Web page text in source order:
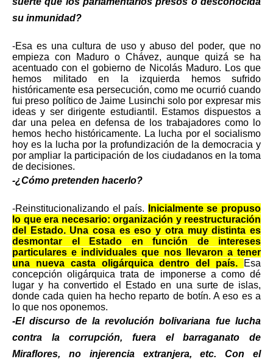
su inmunidad?
-Esa es una cultura de uso y abuso del poder, que no
empieza con Maduro o Chávez, aunque quizá se ha
acentuado con el gobierno de Nicolás Maduro. Los que
hemos militado en la izquierda hemos sufrido
históricamente esa persecución, como me ocurrió cuando
fui preso político de Jaime Lusinchi solo por expresar mis
ideas y ser dirigente estudiantil. Estamos dispuestos a
dar una pelea en defensa de los trabajadores como lo
hemos hecho históricamente. La lucha por el socialismo
hoy es la lucha por la profundización de la democracia y
por ampliar la participación de los ciudadanos en la toma
de decisiones.
-¿Cómo pretenden hacerlo?
-Reinstitucionalizando el país.
Inicialmente se propuso
lo que era necesario: organización y reestructuración
del Estado. Una cosa es eso y otra muy distinta es
desmontar el Estado en función de intereses
particulares e individuales que nos llevaron a tener
una nueva casta oligárquica dentro del país.
Esa
concepción oligárquica trata de imponerse a como dé
lugar y ha convertido el Estado en una surte de islas,
donde cada quien ha hecho reparto de botín. A eso es a
lo que nos oponemos.
-El discurso de la revolución bolivariana fue lucha
contra la corrupción, fuera el barraganato de
Miraflores, no injerencia extranjera, etc. Con el